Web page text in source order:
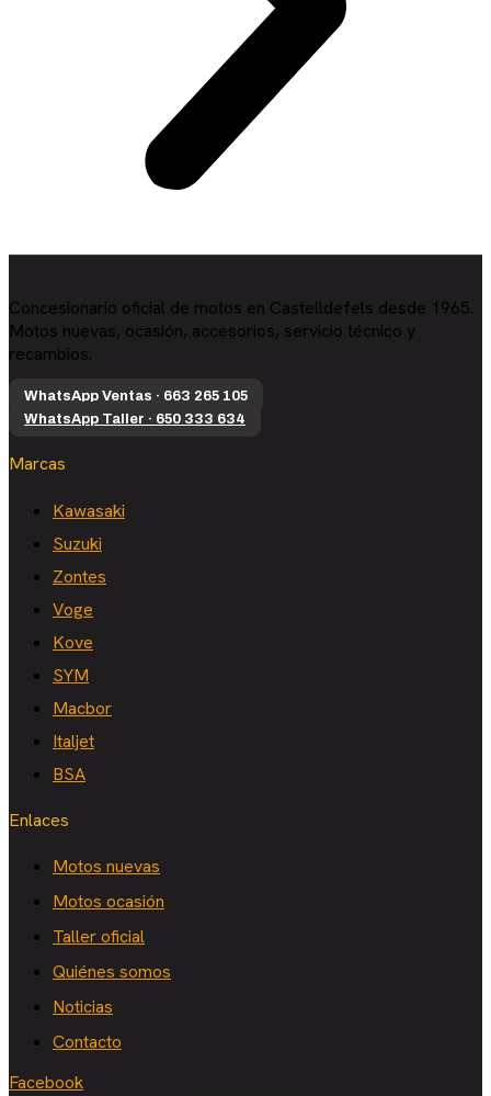
Concesionario oficial de motos en Castelldefels desde 1965.
Motos nuevas, ocasión, accesorios, servicio técnico y
recambios.
WhatsApp Ventas · 663 265 105
WhatsApp Taller · 650 333 634
Marcas
Kawasaki
Suzuki
Zontes
Voge
Kove
SYM
Macbor
Italjet
BSA
Enlaces
Motos nuevas
Motos ocasión
Taller oficial
Quiénes somos
Noticias
Contacto
Facebook